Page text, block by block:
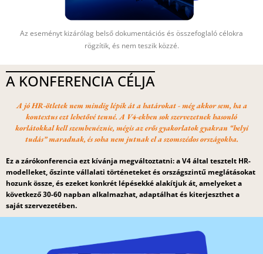
Az eseményt kizárólag belső dokumentációs és összefoglaló célokra
rögzítik, és nem teszik közzé.
A KONFERENCIA CÉLJA
A jó HR-ötletek nem mindig lépik át a határokat - még akkor sem, ha a
kontextus ezt lehetővé tenné. A V4-ekben sok szervezetnek hasonló
korlátokkal kell szembenéznie, mégis az erős gyakorlatok gyakran “helyi
tudás” maradnak, és soha nem jutnak el a szomszédos országokba.
Ez a zárókonferencia ezt kívánja megváltoztatni: a V4 által tesztelt HR-
modelleket, őszinte vállalati történeteket és országszintű meglátásokat
hozunk össze, és ezeket konkrét lépésekké alakítjuk át, amelyeket a
következő 30-60 napban alkalmazhat, adaptálhat és kiterjeszthet a
saját szervezetében.